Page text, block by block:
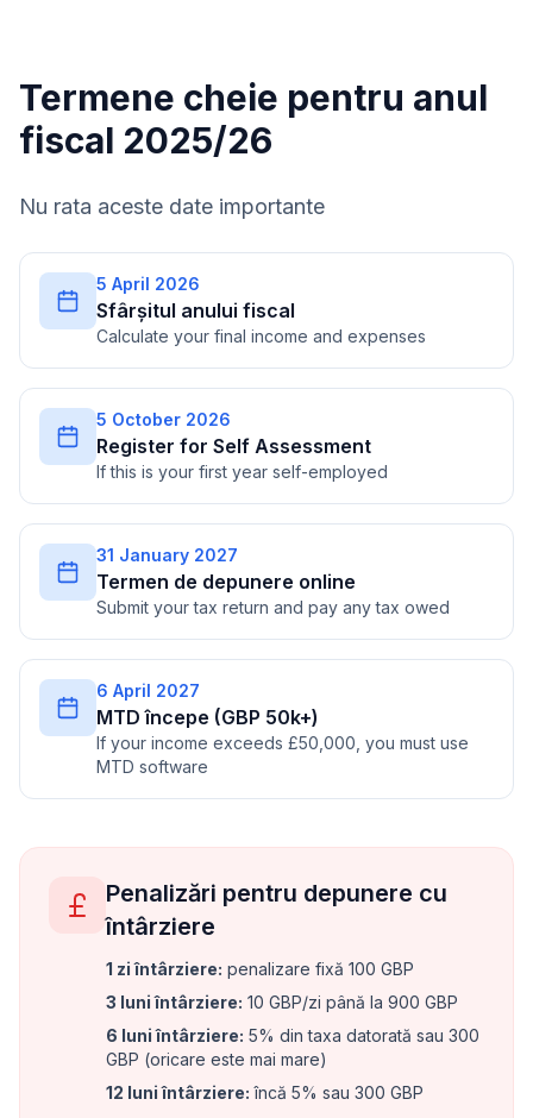
Termene cheie pentru anul
fiscal 2025/26
Nu rata aceste date importante
5 April 2026
Sfârșitul anului fiscal
Calculate your final income and expenses
5 October 2026
Register for Self Assessment
If this is your first year self-employed
31 January 2027
Termen de depunere online
Submit your tax return and pay any tax owed
6 April 2027
MTD începe (GBP 50k+)
If your income exceeds £50,000, you must use
MTD software
Penalizări pentru depunere cu
întârziere
1 zi întârziere: penalizare fixă 100 GBP
3 luni întârziere: 10 GBP/zi până la 900 GBP
6 luni întârziere: 5% din taxa datorată sau 300
GBP (oricare este mai mare)
12 luni întârziere: încă 5% sau 300 GBP